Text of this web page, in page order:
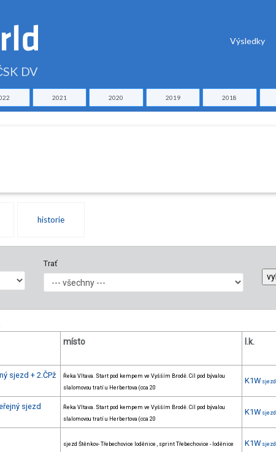
DV
Výsledky
2021 2020 2019 2018
historie
Trať
místo l.k.
sjezd + 2.ČPž
Řeka Vltava. Start pod kempem ve Vyšším Brodě. Cíl pod bývalou
slalomovou tratí u Herbertova (cca 20
K1W sjezd
sjezd
Řeka Vltava. Start pod kempem ve Vyšším Brodě. Cíl pod bývalou
slalomovou tratí u Herbertova (cca 20
K1W sjezd
sjezd Štěnkov- Třebechovice loděnice , sprint Třebechovice - loděnice K1W sjezd